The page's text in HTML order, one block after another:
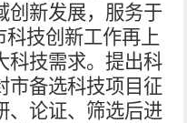
创新发展，服务于
科技创新工作再上
科技需求。提出科
市备选科技项目征
、论证、筛选后进